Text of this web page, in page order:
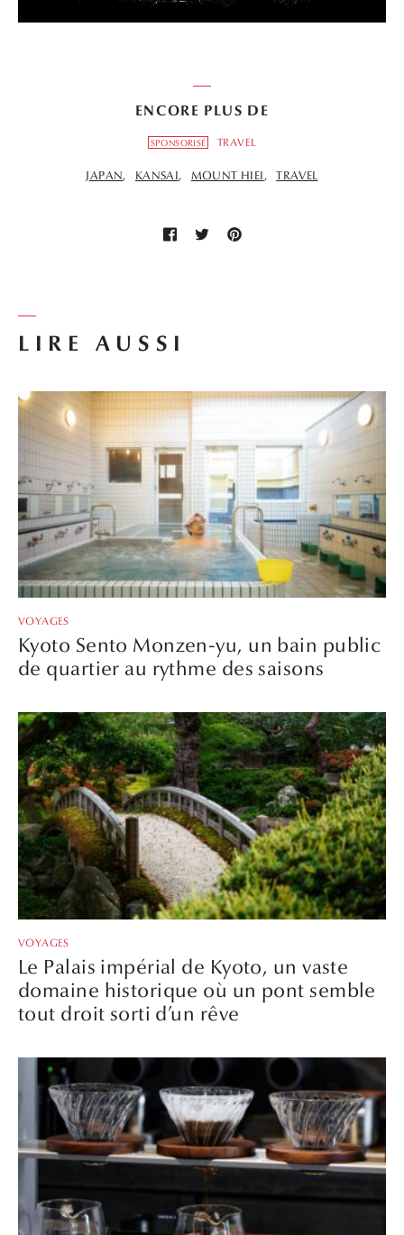
LIRE AUSSI
VOYAGES
Kyoto Sento Monzen-yu, un bain public
de quartier au rythme des saisons
VOYAGES
Le Palais impérial de Kyoto, un vaste
domaine historique où un pont semble
tout droit sorti d’un rêve
ENCORE PLUS DE
SPONSORISÉ TRAVEL
JAPAN KANSAI MOUNT HIEI TRAVEL